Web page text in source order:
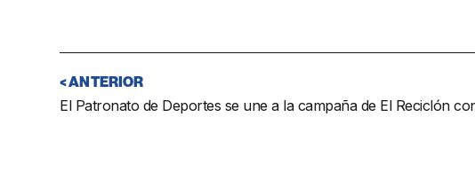
< ANTERIOR